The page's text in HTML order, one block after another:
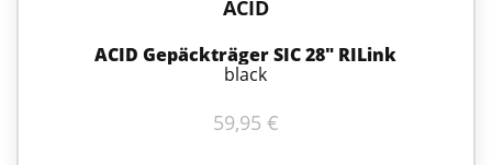
ACID
ACID Gepäckträger SIC 28″ RILink
black
59,95 €